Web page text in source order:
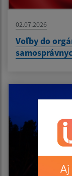
02.07.2026
Voľby do